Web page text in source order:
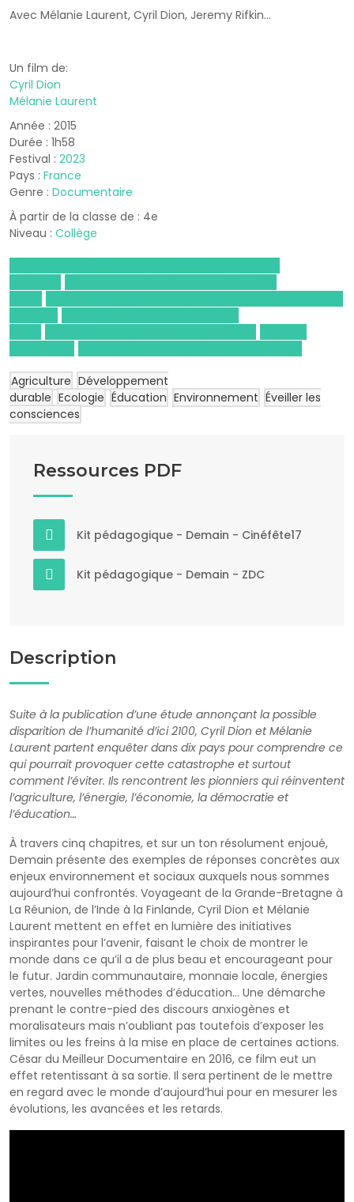
Avec Mélanie Laurent, Cyril Dion, Jeremy Rifkin...
Un film de:
Cyril Dion
Mélanie Laurent
Année : 2015
Durée : 1h58
Festival : 2023
Pays : France
Genre : Documentaire
À partir de la classe de : 4e
Niveau : Collège
Agriculture Développement
durable Ecologie Éducation Environnement Éveiller les
consciences
Ressources PDF
Kit pédagogique - Demain - Cinéfête17
Kit pédagogique - Demain - ZDC
Description
Suite à la publication d’une étude annonçant la possible
disparition de l’humanité d’ici 2100, Cyril Dion et Mélanie
Laurent partent enquêter dans dix pays pour comprendre ce
qui pourrait provoquer cette catastrophe et surtout
comment l’éviter. Ils rencontrent les pionniers qui réinventent
l’agriculture, l’énergie, l’économie, la démocratie et
l’éducation…
À travers cinq chapitres, et sur un ton résolument enjoué,
Demain présente des exemples de réponses concrètes aux
enjeux environnement et sociaux auxquels nous sommes
aujourd’hui confrontés. Voyageant de la Grande-Bretagne à
La Réunion, de l’Inde à la Finlande, Cyril Dion et Mélanie
Laurent mettent en effet en lumière des initiatives
inspirantes pour l’avenir, faisant le choix de montrer le
monde dans ce qu’il a de plus beau et encourageant pour
le futur. Jardin communautaire, monnaie locale, énergies
vertes, nouvelles méthodes d’éducation… Une démarche
prenant le contre-pied des discours anxiogènes et
moralisateurs mais n’oubliant pas toutefois d’exposer les
limites ou les freins à la mise en place de certaines actions.
César du Meilleur Documentaire en 2016, ce film eut un
effet retentissant à sa sortie. Il sera pertinent de le mettre
en regard avec le monde d’aujourd’hui pour en mesurer les
évolutions, les avancées et les retards.